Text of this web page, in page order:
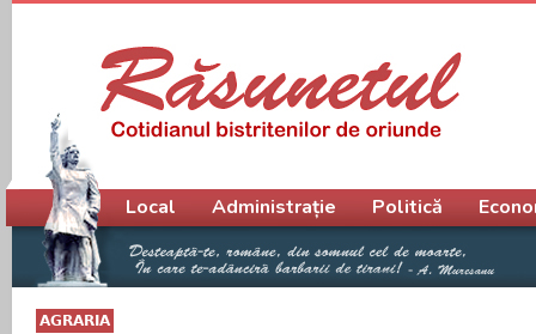
AGRARIA
Meniu principal
Local Administrație Politică